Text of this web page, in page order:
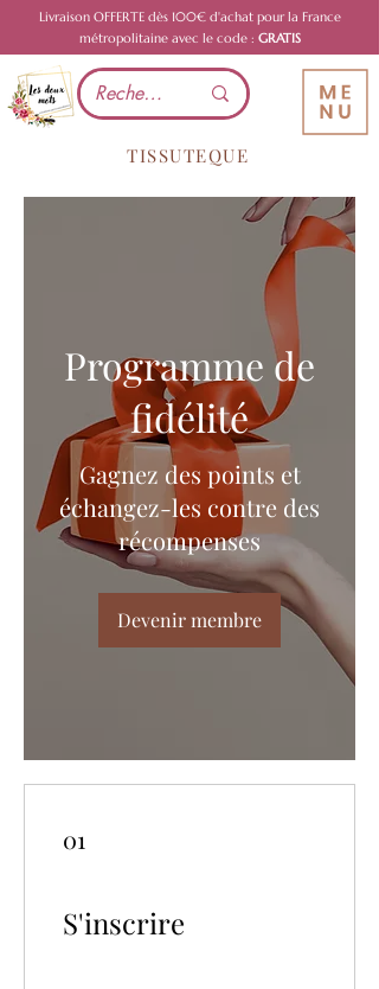
Livraison OFFERTE dès 100€ d'achat pour la France
métropolitaine avec le code : GRATIS
TISSUTEQUE
Programme de
fidélité
Gagnez des points et
échangez-les contre des
récompenses
Devenir membre
01
S'inscrire